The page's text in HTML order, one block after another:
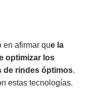
en afirmar que la
optimizar los
de rindes óptimos.
estas tecnologías.